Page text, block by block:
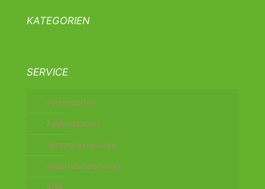
KATEGORIEN
SERVICE
Versandarten
Zahlungsarten
Vertrag widerrufen
Widerrufsbelehrung